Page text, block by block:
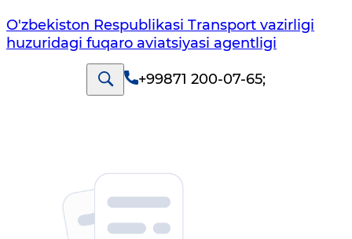
O'zbekiston Respublikasi Transport vazirligi
huzuridagi fuqaro aviatsiyasi agentligi
+99871 200-07-65;